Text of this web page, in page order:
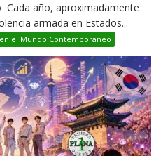
Cada año, aproximadamente
armada en Estados...
el Mundo Contemporáneo